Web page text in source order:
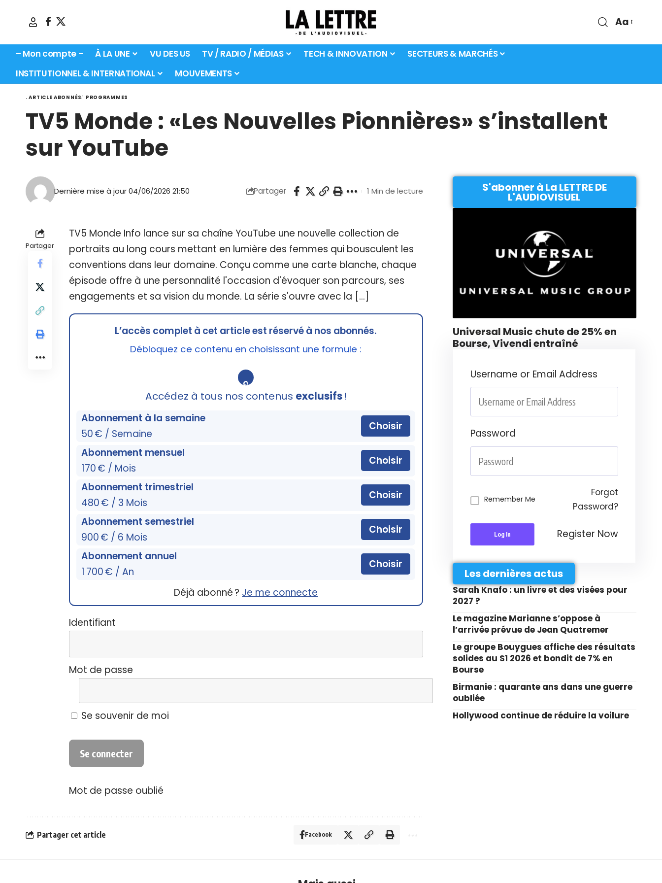
Aa
– Mon compte – À LA UNE VU DES US TV / RADIO / MÉDIAS TECH & INNOVATION
SECTEURS & MARCHÉS
INSTITUTIONNEL & INTERNATIONAL
MOUVEMENTS
. ARTICLE ABONNÉS PROGRAMMES
TV5 Monde : «Les Nouvelles Pionnières» s’installent
sur YouTube
Dernière mise à jour 04/06/2026 21:50 Partager 1 Min de lecture
Partager
TV5 Monde Info lance sur sa chaîne YouTube une nouvelle collection de
portraits au long cours mettant en lumière des femmes qui bousculent les
conventions dans leur domaine. Conçu comme une carte blanche, chaque
épisode offre à une personnalité l'occasion d'évoquer son parcours, ses
engagements et sa vision du monde. La série s'ouvre avec la […]
L’accès complet à cet article est réservé à nos abonnés.
Débloquez ce contenu en choisissant une formule :
🔒
Accédez à tous nos contenus exclusifs!
Abonnement à la semaine
50 € / Semaine
Choisir
Abonnement mensuel
170 € / Mois
Choisir
Abonnement trimestriel
480 € / 3 Mois
Choisir
Abonnement semestriel
900 € / 6 Mois
Choisir
Abonnement annuel
1 700 € / An
Choisir
Déjà abonné ? Je me connecte
Identifiant
Mot de passe
Se souvenir de moi
Mot de passe oublié
Partager cet article Facebook
S'abonner à La LETTRE DE
L'AUDIOVISUEL
Universal Music chute de 25% en
Bourse, Vivendi entraîné
Username or Email Address
Password
Remember Me
Forgot
Password?
Log In Register Now
Les dernières actus
Sarah Knafo : un livre et des visées pour
2027 ?
Le magazine Marianne s’oppose à
l’arrivée prévue de Jean Quatremer
Le groupe Bouygues affiche des résultats
solides au S1 2026 et bondit de 7% en
Bourse
Birmanie : quarante ans dans une guerre
oubliée
Hollywood continue de réduire la voilure